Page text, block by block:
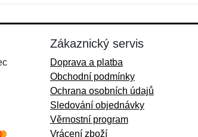
Zákaznický servis
Doprava a platba
Obchodní podmínky
Ochrana osobních údajů
Sledování objednávky
Věrnostní program
Vrácení zboží